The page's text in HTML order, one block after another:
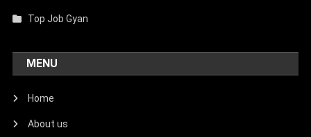
Top Job Gyan
MENU
Home
About us